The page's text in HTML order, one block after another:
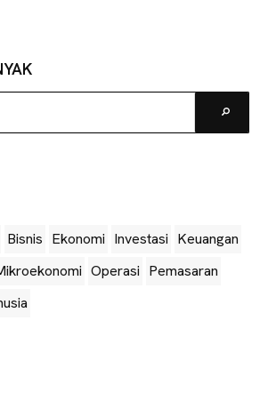
Bisnis Ekonomi Investasi Keuangan
Operasi Pemasaran